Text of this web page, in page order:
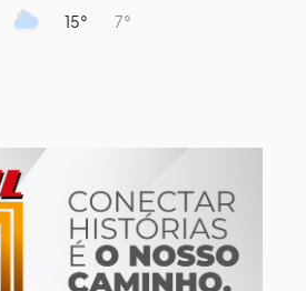
15° 7°
19° 14°
19° 14°